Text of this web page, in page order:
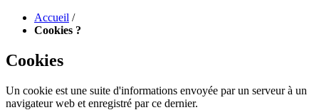
Accueil /
Cookies ?
Cookies
Un cookie est une suite d'informations envoyée par un serveur à un
navigateur web et enregistré par ce dernier.